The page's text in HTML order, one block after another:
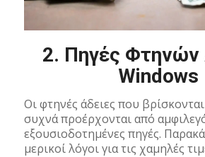
2. Πηγές Φτηνών
Windows
Οι φτηνές άδειες που
συχνά προέρχονται από
εξουσιοδοτημένες πηγές.
μερικοί λόγοι για τις χαμηλές